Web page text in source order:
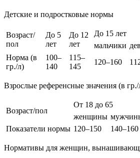
Детские и подростковые нормы
Возраст/
пол
До 5
лет
До 12
лет
До 15 лет
мальчики
Норма (в
гр./л)
100–
140
115–
145
120–160
Взрослые референсные значения (в гр./
Возраст/пол
От 18 до 65
женщины
Показатели нормы 120–150 140–160
Нормативы для женщин,